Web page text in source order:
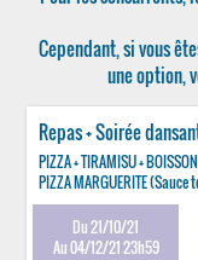
Cependant, si vous
une option,
Repas + Soirée
PIZZA + TIRAMISU + BOISSON
PIZZA MARGUERITE
Du 21/10/21
Au 04/12/21 23h59